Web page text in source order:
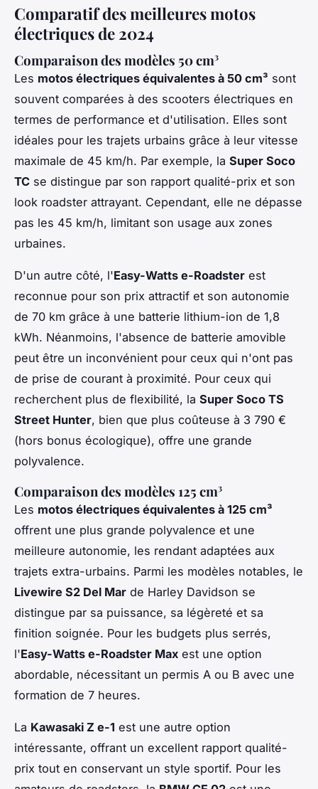
Comparatif des meilleures motos
électriques de 2024
Comparaison des modèles 50 cm³
Les motos électriques équivalentes à 50 cm³ sont
souvent comparées à des scooters électriques en
termes de performance et d'utilisation. Elles sont
idéales pour les trajets urbains grâce à leur vitesse
maximale de 45 km/h. Par exemple, la Super Soco
TC se distingue par son rapport qualité-prix et son
look roadster attrayant. Cependant, elle ne dépasse
pas les 45 km/h, limitant son usage aux zones
urbaines.
D'un autre côté, l'Easy-Watts e-Roadster est
reconnue pour son prix attractif et son autonomie
de 70 km grâce à une batterie lithium-ion de 1,8
kWh. Néanmoins, l'absence de batterie amovible
peut être un inconvénient pour ceux qui n'ont pas
de prise de courant à proximité. Pour ceux qui
recherchent plus de flexibilité, la Super Soco TS
Street Hunter, bien que plus coûteuse à 3 790 €
(hors bonus écologique), offre une grande
polyvalence.
Comparaison des modèles 125 cm³
Les motos électriques équivalentes à 125 cm³
offrent une plus grande polyvalence et une
meilleure autonomie, les rendant adaptées aux
trajets extra-urbains. Parmi les modèles notables, le
Livewire S2 Del Mar de Harley Davidson se
distingue par sa puissance, sa légèreté et sa
finition soignée. Pour les budgets plus serrés,
l'Easy-Watts e-Roadster Max est une option
abordable, nécessitant un permis A ou B avec une
formation de 7 heures.
La Kawasaki Z e-1 est une autre option
intéressante, offrant un excellent rapport qualité-
prix tout en conservant un style sportif. Pour les